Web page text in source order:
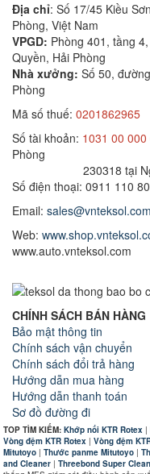
Địa chỉ: Số 17/45 Kiều
Phòng, Việt Nam
VPGD: Phòng 401, tầng
Quyền, Hải Phòng
Nhà xưởng: Số 50,
Phòng
Mã số thuế: 0201862965
Số tài khoản: 1031 00 000
Phòng
230318 tại Ngân
Số điện thoại: 0911
Email: sales@vnteksol.com
Web:
www.auto.vnteksol.com
CHÍNH SÁCH BÁN HÀNG
Bảo mật thông tin
Chính sách vận chuyển
Chính sách đổi trả hàng
Hướng dẫn mua hàng
Hướng dẫn thanh toán
Sơ đồ đường đi
TOP TÌM KIẾM:Khớp nối KTR Rotex |
Vòng đệm KTR Rotex | Vòng đệm
Mitutoyo |Thước panme Mitutoyo |
and Cleaner |Threebond Super